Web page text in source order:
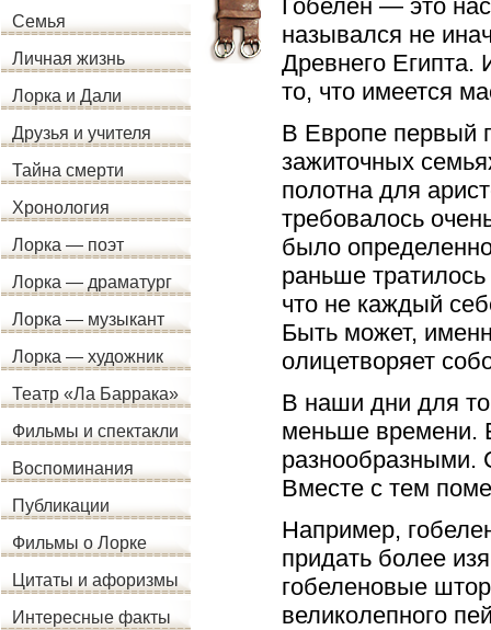
Семья
Личная жизнь
Лорка и Дали
Друзья и учителя
Тайна смерти
Хронология
Лорка — поэт
Лорка — драматург
Лорка — музыкант
Лорка — художник
Театр «Ла Баррака»
Фильмы и спектакли
Воспоминания
Публикации
Фильмы о Лорке
Цитаты и афоризмы
Интересные факты
Гобелен — это
назывался не
Древнего Египта.
то, что имеется
В Европе первый
зажиточных
полотна для
требовалось
было
раньше
что не каждый
Быть может,
олицетворяет
В наши дни для
меньше времени.
разнообразными.
Вместе с тем
Например,
придать более
гобеленовые
великолепного